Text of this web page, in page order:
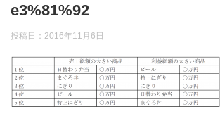
e3%81%92
投稿日： 2016年11月6日